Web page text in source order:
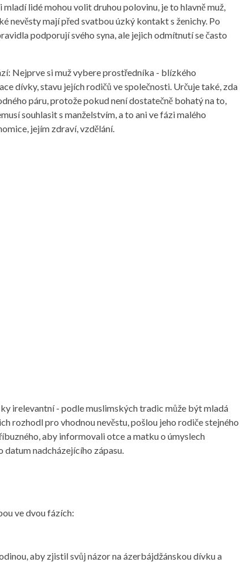
lidé mohou volit druhou polovinu, je to hlavně muž,
nevěsty mají před svatbou úzký kontakt s ženichy. Po
podporují svého syna, ale jejich odmítnutí se často
Nejprve si muž vybere prostředníka - blízkého
dívky, stavu jejích rodičů ve společnosti. Určuje také, zda
páru, protože pokud není dostatečně bohatý na to,
souhlasit s manželstvím, a to ani ve fázi malého
jejím zdraví, vzdělání.
irelevantní - podle muslimských tradic může být mladá
rozhodl pro vhodnou nevěstu, pošlou jeho rodiče stejného
​​aby informovali otce a matku o úmyslech
datum nadcházejícího zápasu.
ve dvou fázích:
aby zjistil svůj názor na ázerbájdžánskou dívku a